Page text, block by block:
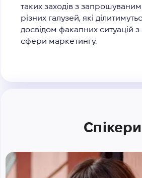
таких заходів з
різних галузей, які
досвідом факапних ситуацій з
сфери маркетингу.
Спікери